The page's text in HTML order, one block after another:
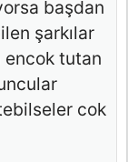
başdan
şarkılar
tutan
cok